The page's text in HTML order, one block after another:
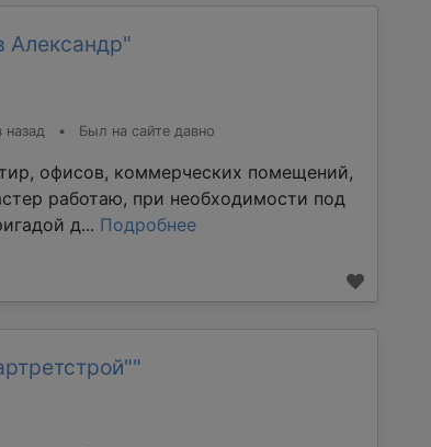
Александр"
назад • Был на сайте давно
офисов, коммерческих помещений,
работаю, при необходимости под
д... Подробнее